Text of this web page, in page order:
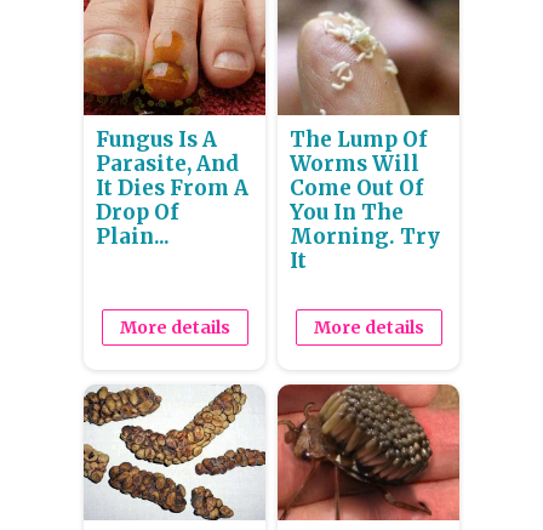
Fungus Is A
Parasite, And
It Dies From A
Drop Of
Plain...
More details
The Lump Of
Worms Will
Come Out Of
You In The
Morning. Try
It
More details